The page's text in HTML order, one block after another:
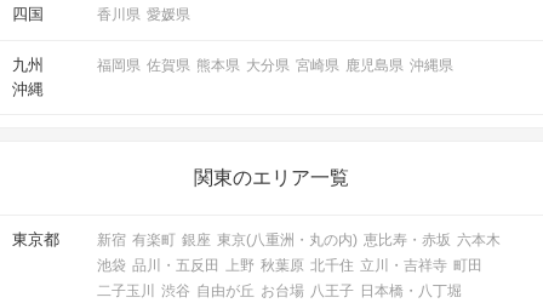
四国 香川県 愛媛県
九州
沖縄
福岡県 佐賀県 熊本県 大分県 宮崎県 鹿児島県 沖縄県
関東のエリア一覧
東京都 新宿 有楽町 銀座 東京(八重洲・丸の内) 恵比寿・赤坂 六本木
池袋 品川・五反田 上野 秋葉原 北千住 立川・吉祥寺 町田
二子玉川
渋谷 自由が丘 お台場 八王子 日本橋・八丁堀